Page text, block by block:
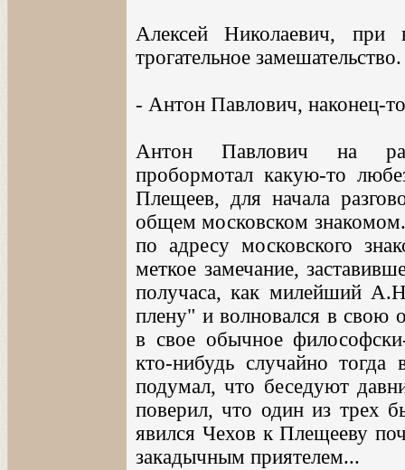
Алексей Николаевич, при
трогательное замешательство.
- Антон Павлович, наконец-
Антон Павлович на
пробормотал какую-то
Плещеев, для начала
общем московском
по адресу московского
меткое замечание,
получаса, как милейший
плену" и волновался в свою
в свое обычное
кто-нибудь случайно
подумал, что беседуют
поверил, что один из трех
явился Чехов к Плещееву
закадычным приятелем...